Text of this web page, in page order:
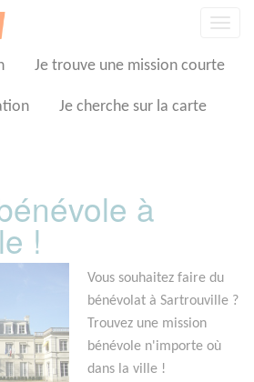
Je trouve une mission courte
Je cherche sur la carte
à
!
Vous souhaitez faire du
bénévolat à Sartrouville ?
Trouvez une mission
bénévole n'importe où
dans la ville !